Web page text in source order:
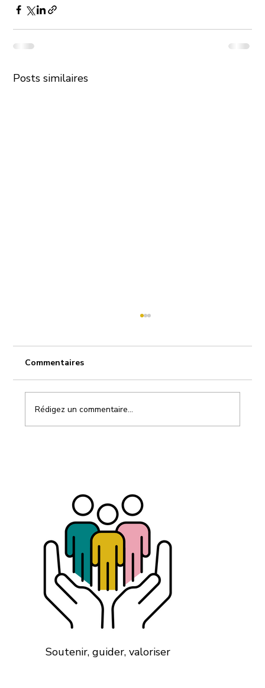
Posts similaires
Commentaires
Rédigez un commentaire...
Soutenir, guider, valoriser